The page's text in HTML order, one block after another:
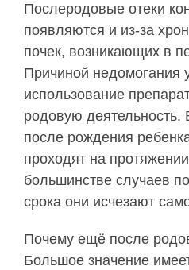
Послеродовые отеки
появляются и из-за
почек, возникающих в
Причиной недомогания
использование
родовую деятельность.
после рождения
проходят на
большинстве случаев
срока они исчезают
Почему ещё после
Большое значение